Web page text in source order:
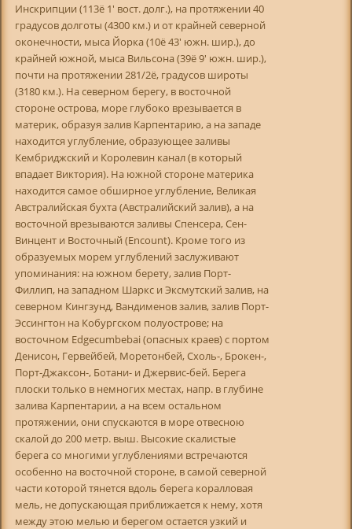
Инскрипции (113ё 1' вост. долг.), на протяжении 40
градусов долготы (4300 км.) и от крайней северной
оконечности, мыса Йорка (10ё 43' южн. шир.), до
крайней южной, мыса Вильсона (39ё 9' южн. шир.),
почти на протяжении 281/2ё, градусов широты
(3180 км.). На северном берегу, в восточной
стороне острова, море глубоко врезывается в
материк, образуя залив Карпентарию, а на западе
находится углубление, образующее заливы
Кембриджский и Королевин канал (в который
впадает Виктория). На южной стороне материка
находится самое обширное углубление, Великая
Австралийская бухта (Австралийский залив), а на
восточной врезываются заливы Спенсера, Сен-
Винцент и Восточный (Encount). Кроме того из
образуемых морем углублений заслуживают
упоминания: на южном берету, залив Порт-
Филлип, на западном Шаркс и Эксмутский залив, на
северном Кингзунд, Вандименов залив, залив Порт-
Эссингтон на Кобургском полуострове; на
восточном Edgecumbebai (опасных краев) с портом
Денисон, Гервейбей, Моретонбей, Схоль-, Брокен-,
Порт-Джаксон-, Ботани- и Джервис-бей. Берега
плоски только в немногих местах, напр. в глубине
залива Карпентарии, а на всем остальном
протяжении, они спускаются в море отвесною
скалой до 200 метр. выш. Высокие скалистые
берега со многими углублениями встречаются
особенно на восточной стороне, в самой северной
части которой тянется вдоль берега коралловая
мель, не допускающая приближается к нему, хотя
между этою мелью и берегом остается узкий и